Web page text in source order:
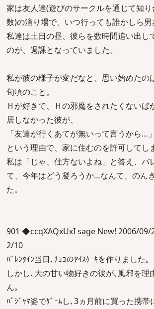
家は友人達(遊びのサークルを通じて知
数)の溜り場で、いつ行っても誰かしら男
私達は土日の昼、彼らを数時間追い出し
のが、週課となっていました。
私が彼の様子が変だなと、思い始めたの
旬頃のこと。
Ｈが好きで、Ｈの邪魔をされたくないば
居しなかった彼が、
「友達が行くあてが無いって言うから…」
という理由で、家に住むのを許可してし
私は「じゃ、仕方ないよね」と答え、バ
て、今年はどう凝ろうか…なんて、のん
た。
901 ◆ccqXAQxUxI sage New! 2006/09/
2/10
ﾊﾞﾚﾝﾀｲﾝ当日､ﾁｮｺのｱｲｽｹｰｷを作りました｡
しかし､大の甘い物好きの彼が､風邪を理
ん｡
ﾊﾟｼﾞｬﾏ姿でｹﾞｰﾑし､3ヵ月前に買った携